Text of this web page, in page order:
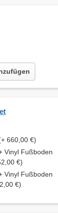
660,00 €)
Vinyl Fußboden
€)
Vinyl Fußboden
€)